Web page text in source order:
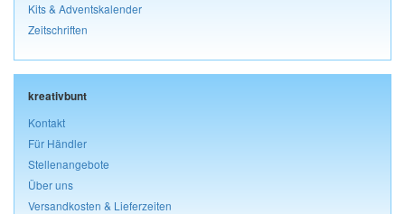
Kits & Adventskalender
Zeitschriften
kreativbunt
Kontakt
Für Händler
Stellenangebote
Über uns
Versandkosten & Lieferzeiten